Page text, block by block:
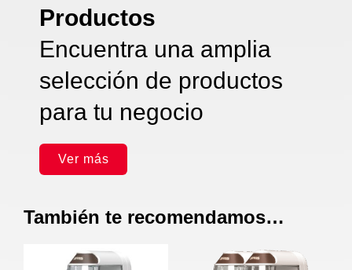
Productos
Encuentra una amplia
selección de productos
para tu negocio
Ver más
También te recomendamos…